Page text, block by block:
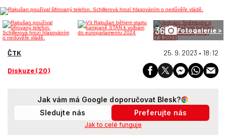
36 Fotogalerie >
ČTK 25. 9. 2023 • 18:12
Diskuze (20)
Jak vám má Google doporučovat Blesk?
Sledujte nás
Preferujte nás
Jak to celé funguje